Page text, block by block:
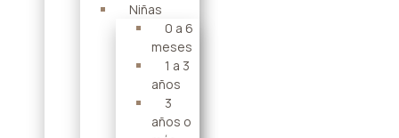
Niñas
0 a 6
meses
1 a 3
años
3
años o